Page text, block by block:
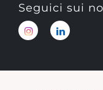
Seguici sui